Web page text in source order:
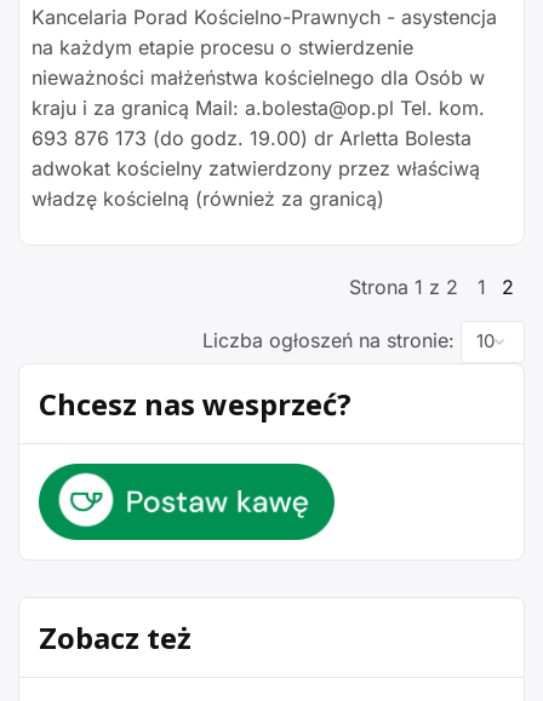
Kancelaria Porad Kościelno-Prawnych - asystencja
na każdym etapie procesu o stwierdzenie
nieważności małżeństwa kościelnego dla Osób w
kraju i za granicą Mail: a.bolesta@op.pl Tel. kom.
693 876 173 (do godz. 19.00) dr Arletta Bolesta
adwokat kościelny zatwierdzony przez właściwą
władzę kościelną (również za granicą)
Strona 1 z 2 1 2
Liczba ogłoszeń na stronie:
Chcesz nas wesprzeć?
Zobacz też